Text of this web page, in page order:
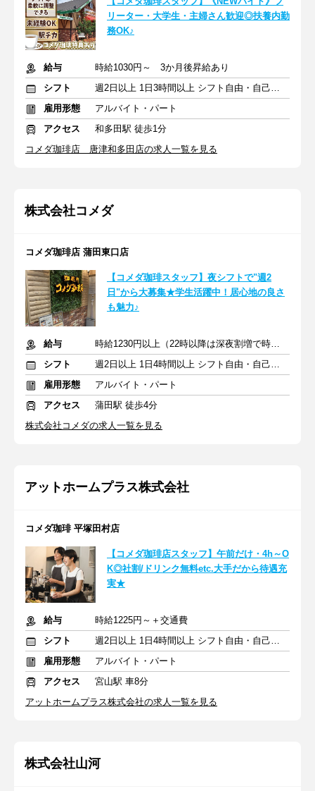
リーター・大学生・主婦さん歓迎◎扶養内勤
務OK♪
給与
時給1030円～ 3か月後昇給あり
シフト
週2日以上 1日3時間以上 シフト自由・自己申告
雇用形態
アルバイト・パート
アクセス
和多田駅 徒歩1分
コメダ珈琲店 唐津和多田店の求人一覧を見る
株式会社コメダ
コメダ珈琲店 蒲田東口店
【コメダ珈琲スタッフ】夜シフトで"週2
日"から大募集★学生活躍中！居心地の良さ
も魅力♪
給与
時給1230円以上（22時以降は深夜割増で時給アップ）＋交通費
シフト
週2日以上 1日4時間以上 シフト自由・自己申告
雇用形態
アルバイト・パート
アクセス
蒲田駅 徒歩4分
株式会社コメダの求人一覧を見る
アットホームプラス株式会社
コメダ珈琲 平塚田村店
【コメダ珈琲店スタッフ】午前だけ・4h～O
K◎社割/ドリンク無料etc.大手だから待遇充
実★
給与
時給1225円～＋交通費
シフト
週2日以上 1日4時間以上 シフト自由・自己申告
雇用形態
アルバイト・パート
アクセス
宮山駅 車8分
アットホームプラス株式会社の求人一覧を見る
株式会社山河